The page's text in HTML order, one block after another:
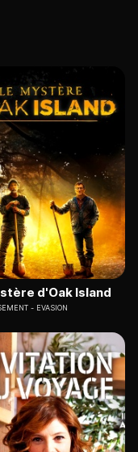
d'Oak Island
EVASION